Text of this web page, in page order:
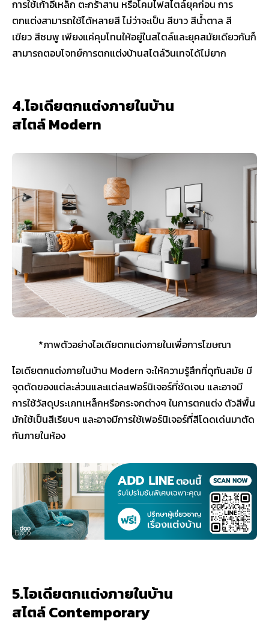
การใช้เก้าอี้เหล็ก ตะกร้าสาน หรือโคมไฟสไตล์ยุคก่อน การ
ตกแต่งสามารถใช้ได้หลายสี ไม่ว่าจะเป็น สีขาว สีน้ำตาล สี
เขียว สีชมพู เพียงแค่คุมโทนให้อยู่ในสไตล์และยุคสมัยเดียวกันก็
สามารถตอบโจทย์การตกแต่งบ้านสไตล์วินเทจได้ไม่ยาก
4.ไอเดียตกแต่งภายในบ้าน
สไตล์ Modern
*ภาพตัวอย่างไอเดียตกแต่งภายในเพื่อการโฆษณา
ไอเดียตกแต่งภายในบ้าน Modern จะให้ความรู้สึกที่ดูทันสมัย มี
จุดตัดของแต่ละส่วนและแต่ละเฟอร์นิเจอร์ที่ชัดเจน และอาจมี
การใช้วัสดุประเภทเหล็กหรือกระจกต่างๆ ในการตกแต่ง ตัวสีพื้น
มักใช้เป็นสีเรียบๆ และอาจมีการใช้เฟอร์นิเจอร์ที่สีโดดเด่นมาตัด
กันภายในห้อง
5.ไอเดียตกแต่งภายในบ้าน
สไตล์ Contemporary